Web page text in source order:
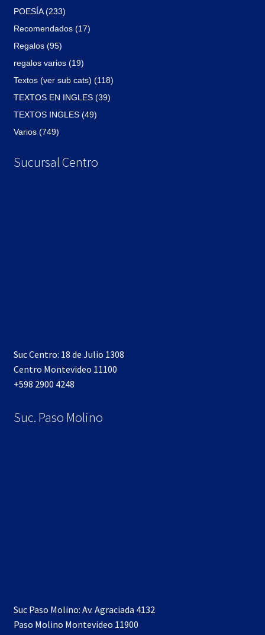
POESÍA (233)
Recomendados (17)
Regalos (95)
regalos varios (19)
Textos (ver sub cats) (118)
TEXTOS EN INGLES (39)
TEXTOS INGLES (49)
Varios (749)
Sucursal Centro
Suc Centro: 18 de Julio 1308
Centro Montevideo 11100
+598 2900 4248
Suc. Paso Molino
Suc Paso Molino: Av. Agraciada 4132
Paso Molino Montevideo 11900